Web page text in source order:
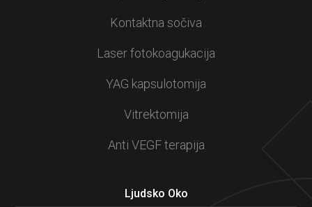
Kontaktna sočiva
Laser fotokoagukacija
YAG kapsulotomija
Vitrektomija
Anti VEGF terapija
Ljudsko Oko